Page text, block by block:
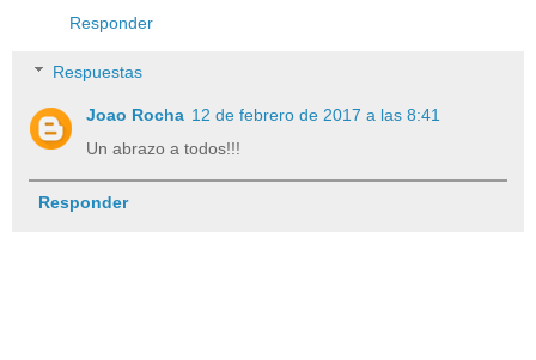
Responder
Respuestas
Joao Rocha 12 de febrero de 2017 a las 8:41
Un abrazo a todos!!!
Responder